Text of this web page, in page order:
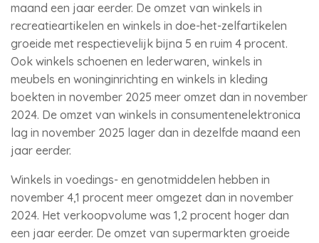
maand een jaar eerder. De omzet van winkels in
recreatieartikelen en winkels in doe-het-zelfartikelen
groeide met respectievelijk bijna 5 en ruim 4 procent.
Ook winkels schoenen en lederwaren, winkels in
meubels en woninginrichting en winkels in kleding
boekten in november 2025 meer omzet dan in november
2024. De omzet van winkels in consumentenelektronica
lag in november 2025 lager dan in dezelfde maand een
jaar eerder.
Winkels in voedings- en genotmiddelen hebben in
november 4,1 procent meer omgezet dan in november
2024. Het verkoopvolume was 1,2 procent hoger dan
een jaar eerder. De omzet van supermarkten groeide